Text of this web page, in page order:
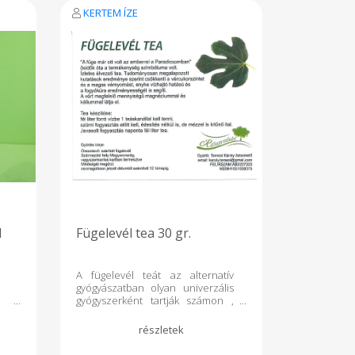
a pihentető alvást . Antibakteriális
hatása miatt alkalmas gyomor és
Enyhíti az emésztési problémákat
( puffadás , hasmenés ) .
KERTEM ÍZE
Fügelevél tea 30 gr.
A fügelevél teát az alternatív
gyógyászatban olyan univerzális
gyógyszerként tartják számon ,
problémát , normál szinten tartja